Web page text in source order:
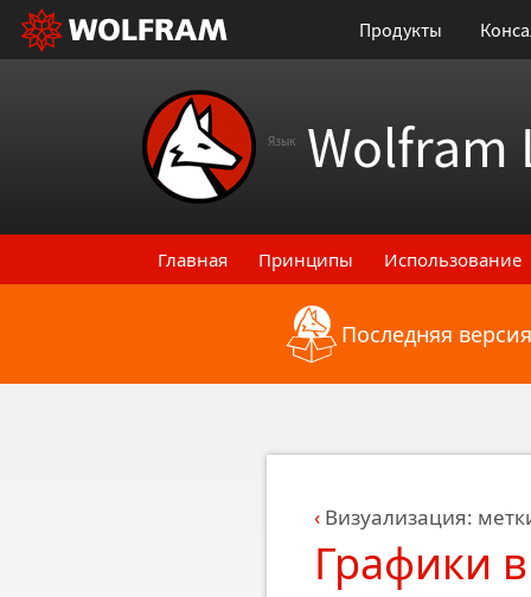
Продукты
Язык Wolfram
Главная Принципы Использование
Назад к последнимПоследняя
Визуализация:
Графики